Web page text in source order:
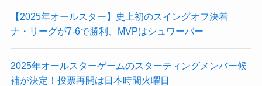
【2025年オールスター】史上初のスイングオフ決着
ナ・リーグが7-6で勝利、MVPはシュワーバー
2025年オールスターゲームのスターティングメンバー候
補が決定！投票再開は日本時間火曜日